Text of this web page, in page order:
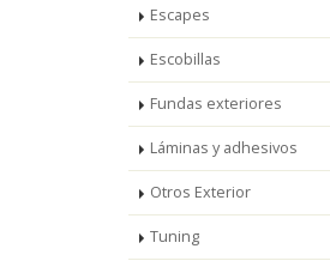
Escapes
Escobillas
Fundas exteriores
Láminas y adhesivos
Otros Exterior
Tuning